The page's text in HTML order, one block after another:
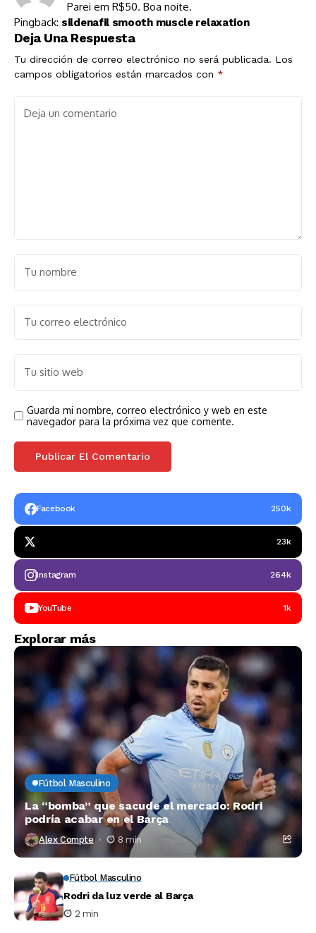
Parei em R$50. Boa noite.
Pingback: sildenafil smooth muscle relaxation
Deja Una Respuesta
Tu dirección de correo electrónico no será publicada. Los
campos obligatorios están marcados con *
Guarda mi nombre, correo electrónico y web en este
navegador para la próxima vez que comente.
Facebook 250k
23k
Instagram 264k
YouTube 1k
Explorar más
Fútbol Masculino
La “bomba” que sacude el mercado: Rodri
podría acabar en el Barça
Alex Compte 8 min
Fútbol Masculino
Rodri da luz verde al Barça
2 min